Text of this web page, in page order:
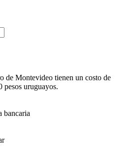
de Montevideo tienen un costo de
pesos uruguayos.
bancaria